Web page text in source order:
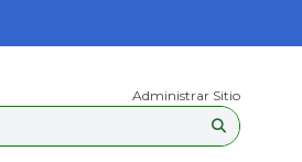
Administrar Sitio